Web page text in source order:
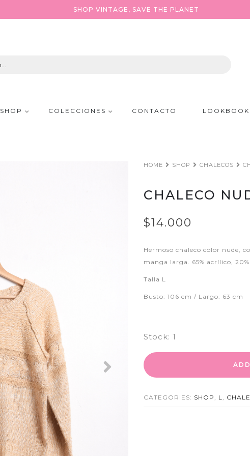
SHOP VINTAGE, SAVE THE PLANET
SHOP COLECCIONES CONTACTO LOOKBOOK
Next
HOME SHOP CHALECOS
CHALECO
$14.000
Hermoso chaleco color nude,
manga larga. 65% acrílico,
Talla L
Busto: 106 cm / Largo: 63 cm
Stock: 1
CATEGORIES: SHOP L